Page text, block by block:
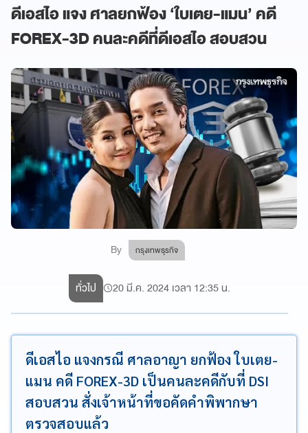
ดีเอสไอ แจง ศาลยกฟ้อง ‘ใบเตย-แมน’ คดี
FOREX-3D คนละคดีที่ดีเอสไอ สอบสวน
By กรุงเทพธุรกิจ
ทั่วไป 20 มี.ค. 2024 เวลา 12:35 น.
ดีเอสไอ แจงกรณี ศาลอาญา ยกฟ้อง ใบเตย-
แมน คดี FOREX-3D เป็นคนละคดีกับที่ DSI
สอบสวน สั่งเจ้าหน้าที่ขอคัดคำพิพากษา
ตรวจสอบแล้ว